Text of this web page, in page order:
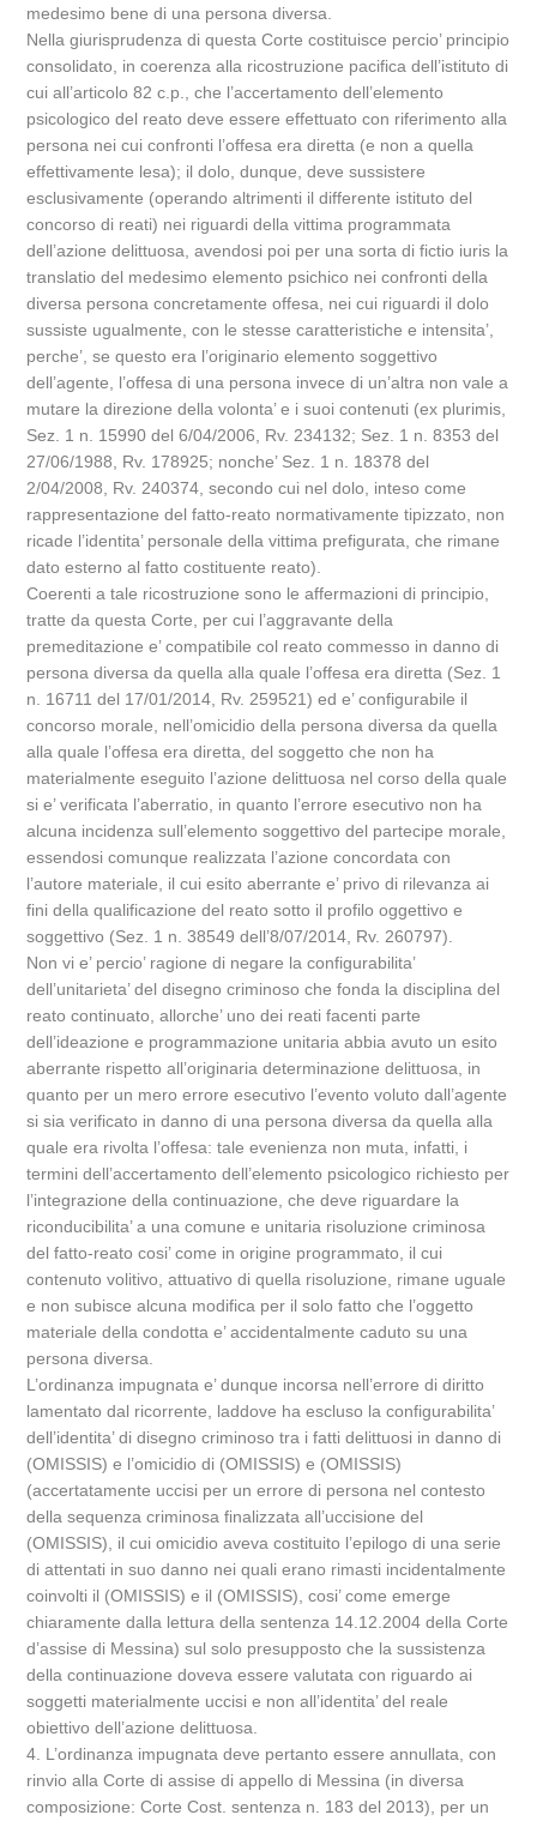
medesimo bene di una persona diversa.
Nella giurisprudenza di questa Corte costituisce percio’ principio
consolidato, in coerenza alla ricostruzione pacifica dell’istituto di
cui all’articolo 82 c.p., che l’accertamento dell’elemento
psicologico del reato deve essere effettuato con riferimento alla
persona nei cui confronti l’offesa era diretta (e non a quella
effettivamente lesa); il dolo, dunque, deve sussistere
esclusivamente (operando altrimenti il differente istituto del
concorso di reati) nei riguardi della vittima programmata
dell’azione delittuosa, avendosi poi per una sorta di fictio iuris la
translatio del medesimo elemento psichico nei confronti della
diversa persona concretamente offesa, nei cui riguardi il dolo
sussiste ugualmente, con le stesse caratteristiche e intensita’,
perche’, se questo era l’originario elemento soggettivo
dell’agente, l’offesa di una persona invece di un’altra non vale a
mutare la direzione della volonta’ e i suoi contenuti (ex plurimis,
Sez. 1 n. 15990 del 6/04/2006, Rv. 234132; Sez. 1 n. 8353 del
27/06/1988, Rv. 178925; nonche’ Sez. 1 n. 18378 del
2/04/2008, Rv. 240374, secondo cui nel dolo, inteso come
rappresentazione del fatto-reato normativamente tipizzato, non
ricade l’identita’ personale della vittima prefigurata, che rimane
dato esterno al fatto costituente reato).
Coerenti a tale ricostruzione sono le affermazioni di principio,
tratte da questa Corte, per cui l’aggravante della
premeditazione e’ compatibile col reato commesso in danno di
persona diversa da quella alla quale l’offesa era diretta (Sez. 1
n. 16711 del 17/01/2014, Rv. 259521) ed e’ configurabile il
concorso morale, nell’omicidio della persona diversa da quella
alla quale l’offesa era diretta, del soggetto che non ha
materialmente eseguito l’azione delittuosa nel corso della quale
si e’ verificata l’aberratio, in quanto l’errore esecutivo non ha
alcuna incidenza sull’elemento soggettivo del partecipe morale,
essendosi comunque realizzata l’azione concordata con
l’autore materiale, il cui esito aberrante e’ privo di rilevanza ai
fini della qualificazione del reato sotto il profilo oggettivo e
soggettivo (Sez. 1 n. 38549 dell’8/07/2014, Rv. 260797).
Non vi e’ percio’ ragione di negare la configurabilita’
dell’unitarieta’ del disegno criminoso che fonda la disciplina del
reato continuato, allorche’ uno dei reati facenti parte
dell’ideazione e programmazione unitaria abbia avuto un esito
aberrante rispetto all’originaria determinazione delittuosa, in
quanto per un mero errore esecutivo l’evento voluto dall’agente
si sia verificato in danno di una persona diversa da quella alla
quale era rivolta l’offesa: tale evenienza non muta, infatti, i
termini dell’accertamento dell’elemento psicologico richiesto per
l’integrazione della continuazione, che deve riguardare la
riconducibilita’ a una comune e unitaria risoluzione criminosa
del fatto-reato cosi’ come in origine programmato, il cui
contenuto volitivo, attuativo di quella risoluzione, rimane uguale
e non subisce alcuna modifica per il solo fatto che l’oggetto
materiale della condotta e’ accidentalmente caduto su una
persona diversa.
L’ordinanza impugnata e’ dunque incorsa nell’errore di diritto
lamentato dal ricorrente, laddove ha escluso la configurabilita’
dell’identita’ di disegno criminoso tra i fatti delittuosi in danno di
(OMISSIS) e l’omicidio di (OMISSIS) e (OMISSIS)
(accertatamente uccisi per un errore di persona nel contesto
della sequenza criminosa finalizzata all’uccisione del
(OMISSIS), il cui omicidio aveva costituito l’epilogo di una serie
di attentati in suo danno nei quali erano rimasti incidentalmente
coinvolti il (OMISSIS) e il (OMISSIS), cosi’ come emerge
chiaramente dalla lettura della sentenza 14.12.2004 della Corte
d’assise di Messina) sul solo presupposto che la sussistenza
della continuazione doveva essere valutata con riguardo ai
soggetti materialmente uccisi e non all’identita’ del reale
obiettivo dell’azione delittuosa.
4. L’ordinanza impugnata deve pertanto essere annullata, con
rinvio alla Corte di assise di appello di Messina (in diversa
composizione: Corte Cost. sentenza n. 183 del 2013), per un